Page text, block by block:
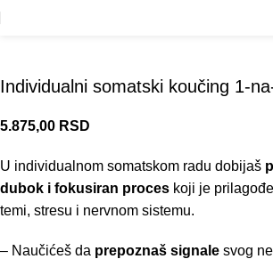
Individualni somatski koučing 1-
5.875,00 RSD
U individualnom somatskom radu dobijaš
dubok i fokusiran proces koji je
temi, stresu i nervnom sistemu.
– Naučićeš da prepoznaš signale svog